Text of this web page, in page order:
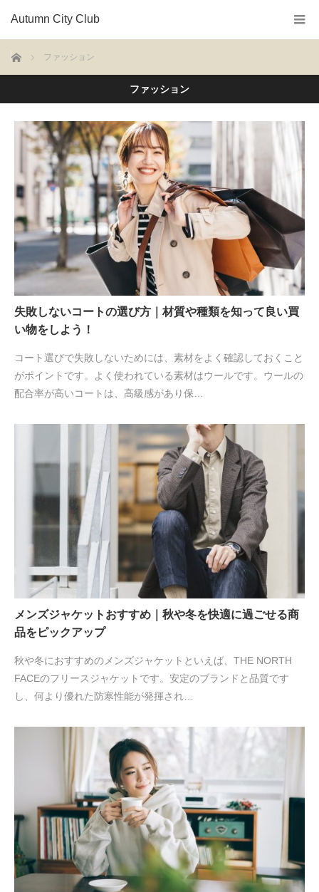
Autumn City Club
ホーム ファッション
ファッション
失敗しないコートの選び方｜材質や種類を知って良い買
い物をしよう！
コート選びで失敗しないためには、素材をよく確認しておくこと
がポイントです。よく使われている素材はウールです。ウールの
配合率が高いコートは、高級感があり保…
メンズジャケットおすすめ｜秋や冬を快適に過ごせる商
品をピックアップ
秋や冬におすすめのメンズジャケットといえば、THE NORTH
FACEのフリースジャケットです。安定のブランドと品質です
し、何より優れた防寒性能が発揮され…